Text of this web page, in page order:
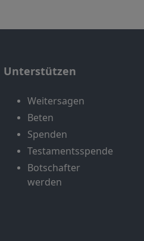
Unterstützen
Weitersagen
Beten
Spenden
Testamentsspende
Botschafter
werden